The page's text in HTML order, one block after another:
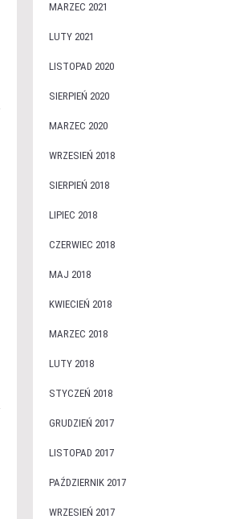
MARZEC 2021
LUTY 2021
LISTOPAD 2020
SIERPIEŃ 2020
MARZEC 2020
WRZESIEŃ 2018
SIERPIEŃ 2018
LIPIEC 2018
CZERWIEC 2018
MAJ 2018
KWIECIEŃ 2018
MARZEC 2018
LUTY 2018
STYCZEŃ 2018
GRUDZIEŃ 2017
LISTOPAD 2017
PAŹDZIERNIK 2017
WRZESIEŃ 2017